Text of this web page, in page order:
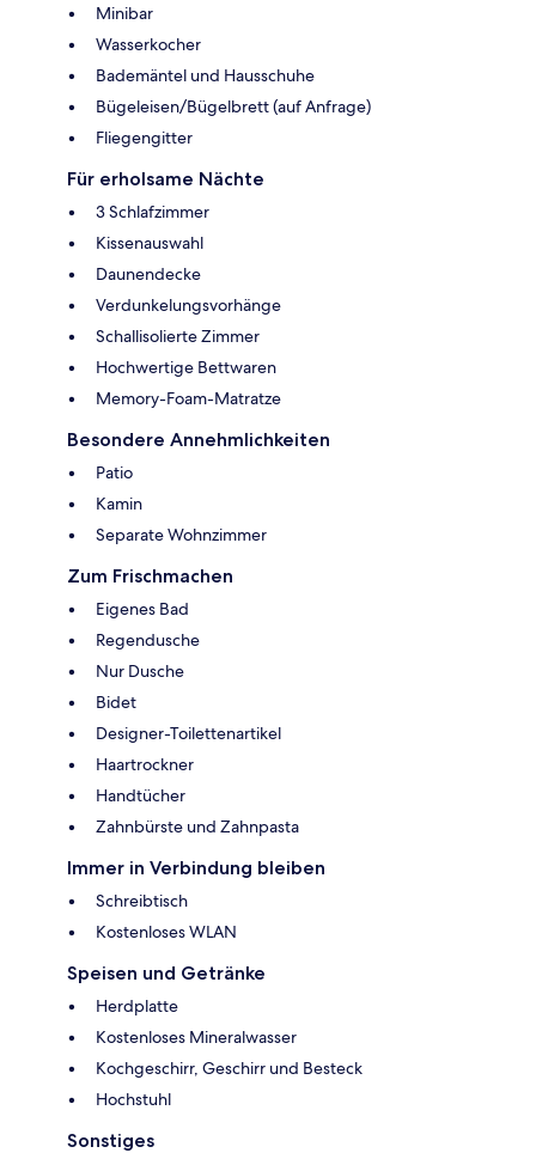
Minibar
Wasserkocher
Bademäntel und Hausschuhe
Bügeleisen/Bügelbrett (auf Anfrage)
Fliegengitter
Für erholsame Nächte
3 Schlafzimmer
Kissenauswahl
Daunendecke
Verdunkelungsvorhänge
Schallisolierte Zimmer
Hochwertige Bettwaren
Memory-Foam-Matratze
Besondere Annehmlichkeiten
Patio
Kamin
Separate Wohnzimmer
Zum Frischmachen
Eigenes Bad
Regendusche
Nur Dusche
Bidet
Designer-Toilettenartikel
Haartrockner
Handtücher
Zahnbürste und Zahnpasta
Immer in Verbindung bleiben
Schreibtisch
Kostenloses WLAN
Speisen und Getränke
Herdplatte
Kostenloses Mineralwasser
Kochgeschirr, Geschirr und Besteck
Hochstuhl
Sonstiges